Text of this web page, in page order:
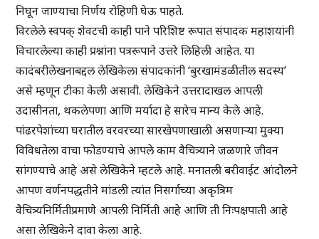
निघून जाण्याचा निर्णय रोहिणी घेऊ पाहते.
विरलेले स्वपक् शेवटची काही पाने परिशिष्ट रूपात संपादक महाशयांनी
विचारलेल्या काही प्रश्नांना पत्ररूपाने उत्तरे लिहिली आहेत. या
कादंबरीलेखनाबद्दल लेखिकेला संपादकांनी ‘बुरखामंडळीतील सदस्य’
असे म्हणून टीका केली असावी. लेखिकेने उत्तरादाखल आपली
उदासीनता, थकलेपणा आणि मर्यादा हे सारेच मान्य केले आहे.
पांढरपेशांच्या घरातील वरवरच्या सारखेपणाखाली असणाऱ्या मुक्या
विविधतेला वाचा फोडण्याचे आपले काम वैचित्र्याने जळणारे जीवन
सांगण्याचे आहे असे लेखिकेने म्हटले आहे. मनातली बरीवाईट आंदोलने
आपण वर्णनपद्धतीने मांडली त्यांत निसर्गाच्या अकृत्रिम
वैचित्र्यनिर्मितीप्रमाणे आपली निर्मिती आहे आणि ती निःपक्षपाती आहे
असा लेखिकेने दावा केला आहे.